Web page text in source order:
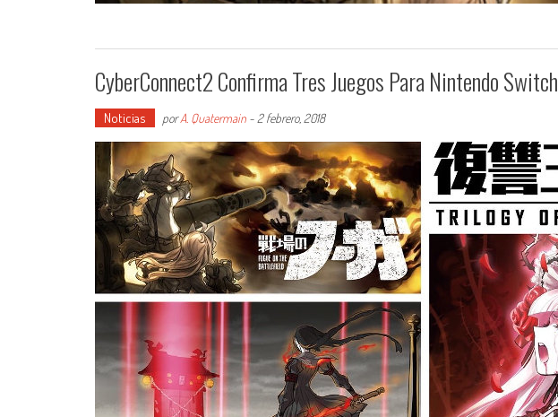
CyberConnect2 Confirma Tres Juegos Para Nintendo Switch
Noticias porA. Quatermain - 2 febrero, 2018